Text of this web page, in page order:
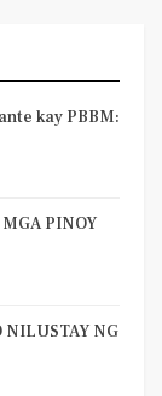
kay PBBM:
PINOY
NILUSTAY NG